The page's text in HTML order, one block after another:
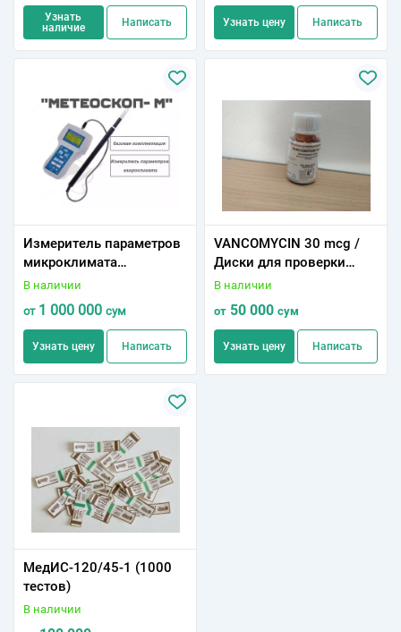
Узнать
наличие
Написать Узнать цену Написать
Измеритель параметров
микроклимата
"Метеоскоп- М" (базовая
комплектация)
В наличии
от1 000 000 сум
Узнать цену Написать
VANCOMYCIN 30 mcg /
Диски для проверки
ант.чувствительности с
(100 шт./фл.)
В наличии
от 50 000 сум
Узнать цену Написать
МедИС-120/45-1 (1000
тестов)
В наличии